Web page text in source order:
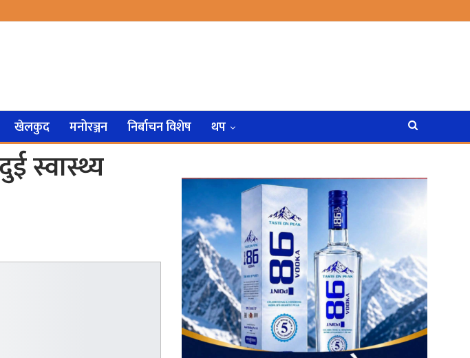
खेलकुद मनोरञ्जन निर्बाचन विशेष थप
स्वास्थ्य